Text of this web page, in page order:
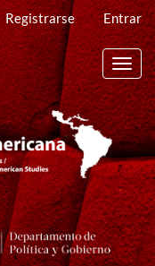
Registrarse Entrar